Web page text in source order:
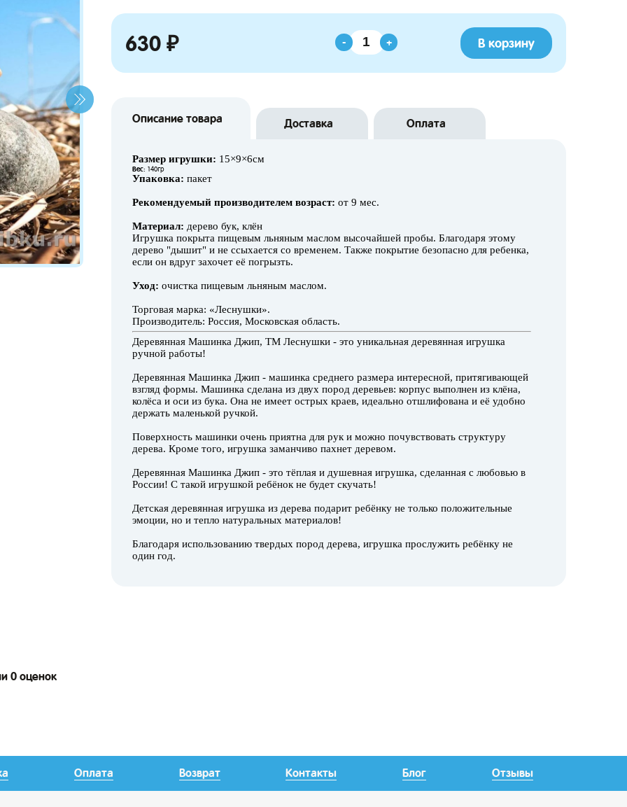
630 ₽ - + В корзину
Описание товара Доставка Оплата
Размер игрушки: 15×9×6см
Вес: 140гр
Упаковка: пакет
Рекомендуемый производителем возраст: от 9 мес.
Материал: дерево бук, клён
Игрушка покрыта пищевым льняным маслом высочайшей пробы. Благодаря этому
дерево "дышит" и не ссыхается со временем. Также покрытие безопасно для ребенка,
если он вдруг захочет её погрызть.
Уход: очистка пищевым льняным маслом.
Торговая марка: «Леснушки».
Производитель: Россия, Московская область.
Деревянная Машинка Джип, ТМ Леснушки - это уникальная деревянная игрушка
ручной работы!
Деревянная Машинка Джип - машинка среднего размера интересной, притягивающей
взгляд формы. Машинка сделана из двух пород деревьев: корпус выполнен из клёна,
колёса и оси из бука. Она не имеет острых краев, идеально отшлифована и её удобно
держать маленькой ручкой.
Поверхность машинки очень приятна для рук и можно почувствовать структуру
дерева. Кроме того, игрушка заманчиво пахнет деревом.
Деревянная Машинка Джип - это тёплая и душевная игрушка, сделанная с любовью в
России! С такой игрушкой ребёнок не будет скучать!
Детская деревянная игрушка из дерева подарит ребёнку не только положительные
эмоции, но и тепло натуральных материалов!
Благодаря использованию твердых пород дерева, игрушка прослужить ребёнку не
один год.
0 оценок
Оплата Возврат Контакты Блог Отзывы